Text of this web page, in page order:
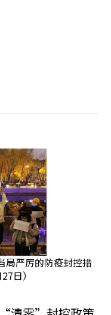
局严厉的防疫封控措
日）